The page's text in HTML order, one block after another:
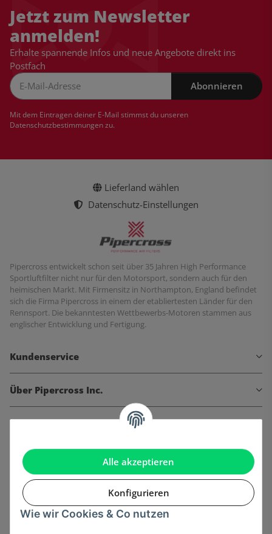
Alle akzeptieren
Konfigurieren
Wie wir Cookies & Co nutzen
Jetzt zum Newsletter
anmelden!
Erhalte spannende Infos und neue Angebote direkt ins
Postfach
Abonnieren
Mit dem Eintragen deiner E-Mail stimmst du unseren
Datenschutzbestimmungenzu.
Lieferland wählen
Datenschutz-Einstellungen
Pipercross entwickelt schon seit über 35 Jahren High Performance
Sportluftfilter nicht nur für den Motorsport, sondern auch für den
heimischen Markt. Mit Firmensitz in Northampton, England befindet
sich die Firma Pipercross in einem der etabliertesten Länder für den
Rennsport. Die bekanntesten Wettbewerbs-Motoren stammen aus
englischer Entwicklung und Fertigung.
Kundenservice
Über Pipercross Inc.
Informationen
Gesetzliche Informationen